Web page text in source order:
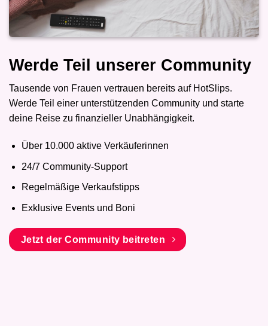
Werde Teil unserer Community
Tausende von Frauen vertrauen bereits auf HotSlips.
Werde Teil einer unterstützenden Community und starte
deine Reise zu finanzieller Unabhängigkeit.
Über 10.000 aktive Verkäuferinnen
24/7 Community-Support
Regelmäßige Verkaufstipps
Exklusive Events und Boni
Jetzt der Community beitreten